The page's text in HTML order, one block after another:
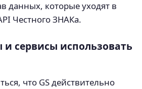
данных, которые уходят в
Честного ЗНАКа.
сервисы использовать
что GS действительно